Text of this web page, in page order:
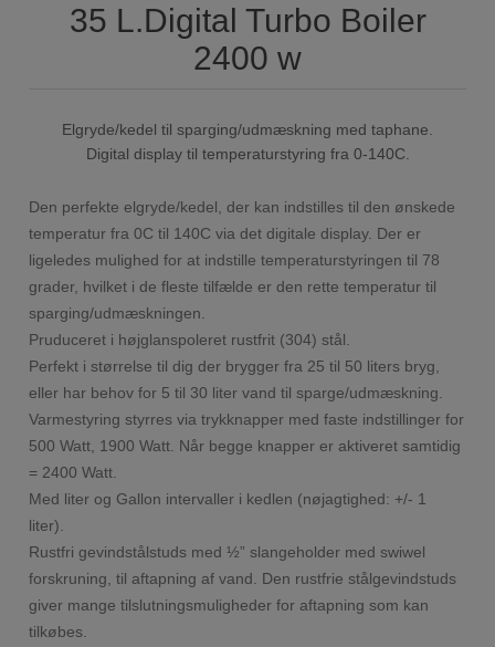
35 L.Digital Turbo Boiler
2400 w
Elgryde/kedel til sparging/udmæskning med taphane.
Digital display til temperaturstyring fra 0-140C.
Den perfekte elgryde/kedel, der kan indstilles til den ønskede
temperatur fra 0C til 140C via det digitale display. Der er
ligeledes mulighed for at indstille temperaturstyringen til 78
grader, hvilket i de fleste tilfælde er den rette temperatur til
sparging/udmæskningen.
Pruduceret i højglanspoleret rustfrit (304) stål.
Perfekt i størrelse til dig der brygger fra 25 til 50 liters bryg,
eller har behov for 5 til 30 liter vand til sparge/udmæskning.
Varmestyring styrres via trykknapper med faste indstillinger for
500 Watt, 1900 Watt. Når begge knapper er aktiveret samtidig
= 2400 Watt.
Med liter og Gallon intervaller i kedlen (nøjagtighed: +/- 1
liter).
Rustfri gevindstålstuds med ½” slangeholder med swiwel
forskruning, til aftapning af vand. Den rustfrie stålgevindstuds
giver mange tilslutningsmuligheder for aftapning som kan
tilkøbes.